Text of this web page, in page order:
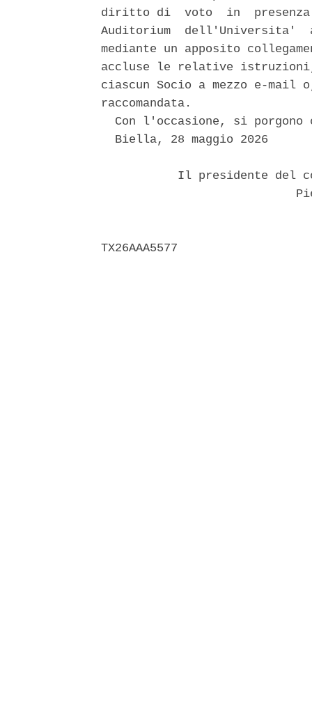
diritto di  voto  in
Auditorium  dell'Universita'
mediante un apposito
accluse le relative
ciascun Socio a mezzo e-
raccomandata.
Con l'occasione, si
  Biella, 28 maggio 2026
Il presidente del